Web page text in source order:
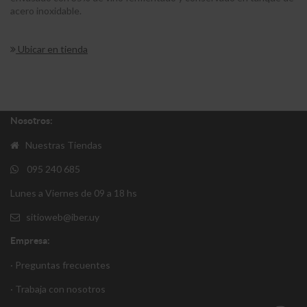
acero inoxidable.
Ubicar en tienda
Nosotros:
Nuestras Tiendas
095 240 685
Lunes a Viernes de 09 a 18 hs
sitioweb@iber.uy
Empresa:
· Preguntas frecuentes
· Trabaja con nosotros